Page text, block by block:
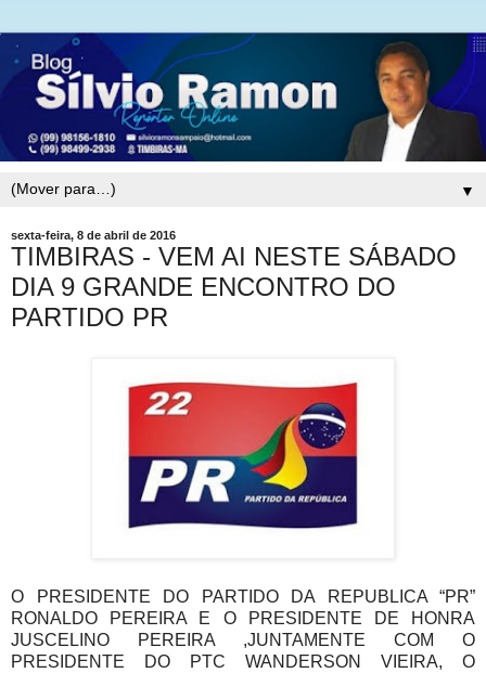
▼
sexta-feira, 8 de abril de 2016
TIMBIRAS - VEM AI NESTE SÁBADO
DIA 9 GRANDE ENCONTRO DO
PARTIDO PR
O PRESIDENTE DO PARTIDO DA REPUBLICA “PR”
RONALDO PEREIRA E O PRESIDENTE DE HONRA
JUSCELINO PEREIRA ,JUNTAMENTE COM O
PRESIDENTE DO PTC WANDERSON VIEIRA, O